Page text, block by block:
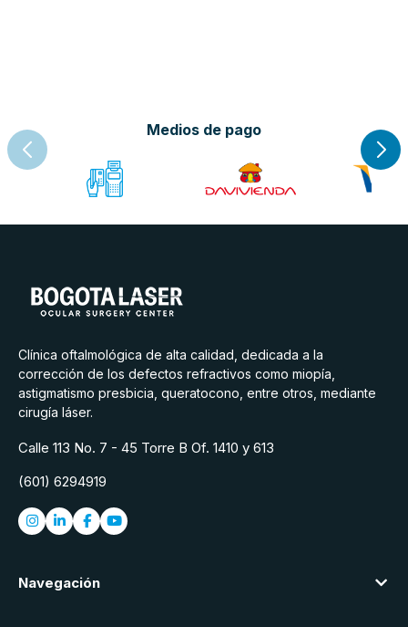
Medios de pago
Clínica oftalmológica de alta calidad, dedicada a la
corrección de los defectos refractivos como miopía,
astigmatismo presbicia, queratocono, entre otros, mediante
cirugía láser.
Calle 113 No. 7 - 45 Torre B Of. 1410 y 613
(601) 6294919
Navegación